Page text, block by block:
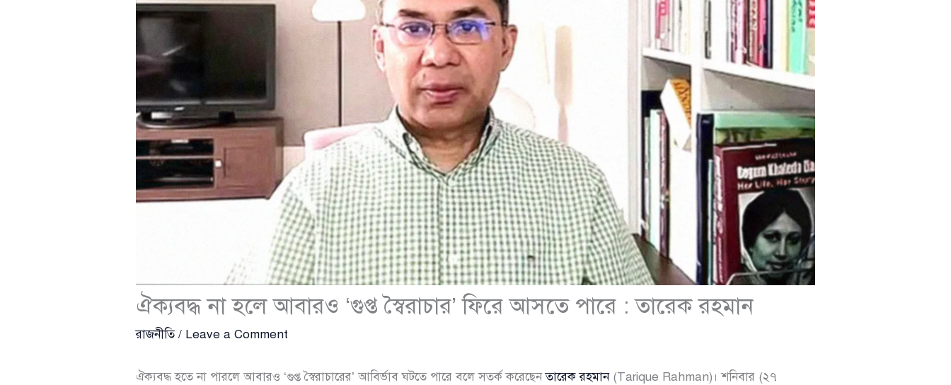
ঐক্যবদ্ধ না হলে আবারও ‘গুপ্ত স্বৈরাচার’ ফিরে আসতে পারে : তারেক রহমান
রাজনীতি/ Leave a Comment
ঐক্যবদ্ধ হতে না পারলে আবারও ‘গুপ্ত স্বৈরাচারের’ আবির্ভাব ঘটতে পারে বলে সতর্ক করেছেনতারেক রহমান(Tarique Rahman)। শনিবার (২৭